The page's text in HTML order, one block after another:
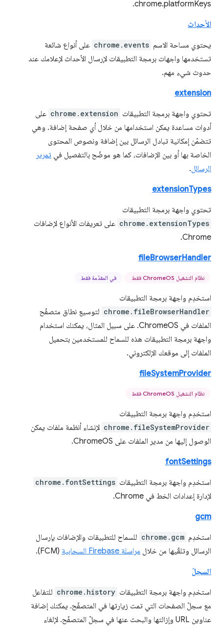
chrome.platformKeys.
الأحداث
يحتوي مساحة الاسم chrome.events على أنواع شائعة
تستخدمها واجهات برمجة التطبيقات لإرسال الأحداث لإعلامك عند
حدوث شيء مهم.
extension
تحتوي واجهة برمجة التطبيقات chrome.extension على
أدوات مساعدة يمكن استخدامها من خلال أي صفحة إضافة. وهي
تتضمّن إمكانية تبادل الرسائل بين إضافة ونصوص المحتوى
الخاصة بها أو بين الإضافات، كما هو موضّح بالتفصيل في تمرير
الرسائل.
extensionTypes
تحتوي واجهة برمجة التطبيقات
chrome.extensionTypes على تعريفات الأنواع لإضافات
Chrome.
fileBrowserHandler
نظام التشغيل ChromeOS فقط في المقدّمة فقط
استخدِم واجهة برمجة التطبيقات
chrome.fileBrowserHandler لتوسيع نطاق متصفّح
الملفات في ChromeOS. على سبيل المثال، يمكنك استخدام
واجهة برمجة التطبيقات هذه للسماح للمستخدمين بتحميل
الملفات إلى موقعك الإلكتروني.
fileSystemProvider
نظام التشغيل ChromeOS فقط
استخدِم واجهة برمجة التطبيقات
chrome.fileSystemProvider لإنشاء أنظمة ملفات يمكن
الوصول إليها من مدير الملفات على ChromeOS.
fontSettings
استخدِم واجهة برمجة التطبيقات chrome.fontSettings
لإدارة إعدادات الخط في Chrome.
gcm
استخدِم chrome.gcm للسماح للتطبيقات والإضافات بإرسال
الرسائل وتلقّيها من خلال مراسلة Firebase السحابية (FCM).
السجلّ
استخدِم واجهة برمجة التطبيقات chrome.history للتفاعل
مع سجلّ الصفحات التي تمت زيارتها في المتصفّح. يمكنك إضافة
عناوين URL وإزالتها والبحث عنها في سجلّ المتصفّح. لإلغاء